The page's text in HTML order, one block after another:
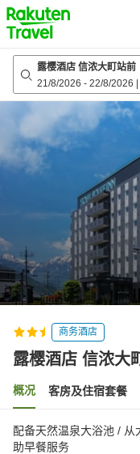
to
top
page
露樱酒店 信浓大町站前
21/8/2026 - 22/8/2026
商务酒店
露樱酒店 信浓大
概况 客房及住宿套餐
配备天然温泉大浴池 / 从
助早餐服务